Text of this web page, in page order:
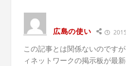
広島の使い
この記事とは関係ないのです
ィネットワークの掲示板が最